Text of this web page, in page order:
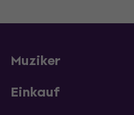
Muziker
Einkauf